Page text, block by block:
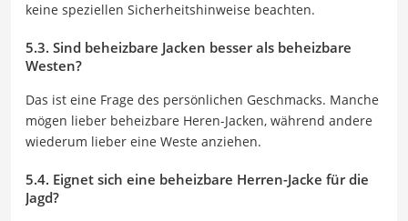
keine speziellen Sicherheitshinweise beachten.
5.3. Sind beheizbare Jacken besser als beheizbare
Westen?
Das ist eine Frage des persönlichen Geschmacks. Manche
mögen lieber beheizbare Heren-Jacken, während andere
wiederum lieber eine Weste anziehen.
5.4. Eignet sich eine beheizbare Herren-Jacke für die
Jagd?